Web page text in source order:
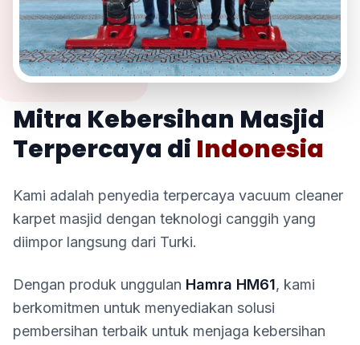
Mitra Kebersihan Masjid
Terpercaya di Indonesia
Kami adalah penyedia terpercaya vacuum cleaner
karpet masjid dengan teknologi canggih yang
diimpor langsung dari Turki.
Dengan produk unggulan Hamra HM61, kami
berkomitmen untuk menyediakan solusi
pembersihan terbaik untuk menjaga kebersihan